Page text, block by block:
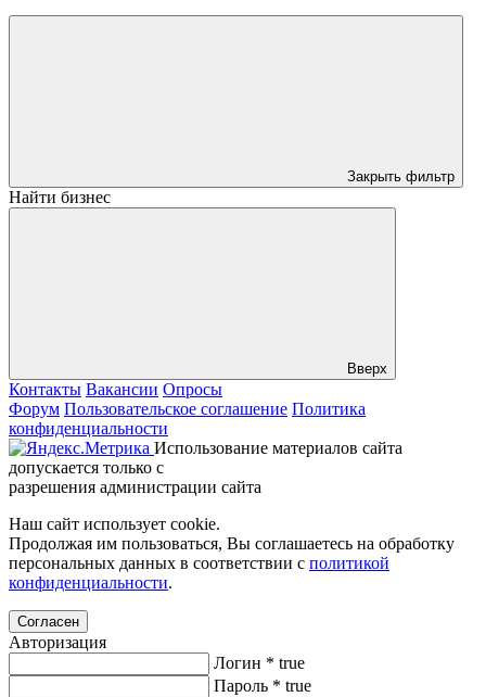
Закрыть фильтр
Найти бизнес
Вверх
Контакты Вакансии Опросы
Форум Пользовательское соглашение Политика
конфиденциальности
Использование материалов сайта
допускается только с
разрешения администрации сайта
Наш сайт использует cookie.
Продолжая им пользоваться, Вы соглашаетесь на обработку
персональных данных в соответствии с политикой
конфиденциальности.
Согласен
Авторизация
Логин * true
Пароль * true